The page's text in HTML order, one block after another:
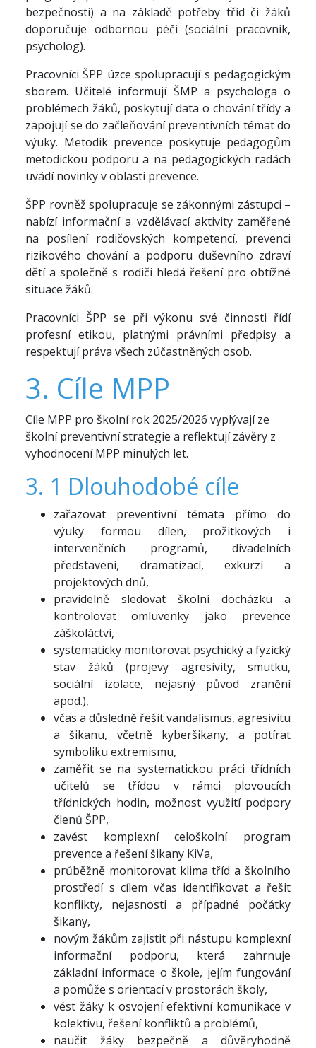
bezpečnosti) a na základě potřeby tříd či žáků
doporučuje odbornou péči (sociální pracovník,
psycholog).
Pracovníci ŠPP úzce spolupracují s pedagogickým
sborem. Učitelé informují ŠMP a psychologa o
problémech žáků, poskytují data o chování třídy a
zapojují se do začleňování preventivních témat do
výuky. Metodik prevence poskytuje pedagogům
metodickou podporu a na pedagogických radách
uvádí novinky v oblasti prevence.
ŠPP rovněž spolupracuje se zákonnými zástupci –
nabízí informační a vzdělávací aktivity zaměřené
na posílení rodičovských kompetencí, prevenci
rizikového chování a podporu duševního zdraví
dětí a společně s rodiči hledá řešení pro obtížné
situace žáků.
Pracovníci ŠPP se při výkonu své činnosti řídí
profesní etikou, platnými právními předpisy a
respektují práva všech zúčastněných osob.
3. Cíle MPP
Cíle MPP pro školní rok 2025/2026 vyplývají ze
školní preventivní strategie a reflektují závěry z
vyhodnocení MPP minulých let.
3. 1 Dlouhodobé cíle
zařazovat preventivní témata přímo do
výuky formou dílen, prožitkových i
intervenčních programů, divadelních
představení, dramatizací, exkurzí a
projektových dnů,
pravidelně sledovat školní docházku a
kontrolovat omluvenky jako prevence
záškoláctví,
systematicky monitorovat psychický a fyzický
stav žáků (projevy agresivity, smutku,
sociální izolace, nejasný původ zranění
apod.),
včas a důsledně řešit vandalismus, agresivitu
a šikanu, včetně kyberšikany, a potírat
symboliku extremismu,
zaměřit se na systematickou práci třídních
učitelů se třídou v rámci plovoucích
třídnických hodin, možnost využití podpory
členů ŠPP,
zavést komplexní celoškolní program
prevence a řešení šikany KiVa,
průběžně monitorovat klima tříd a školního
prostředí s cílem včas identifikovat a řešit
konflikty, nejasnosti a případné počátky
šikany,
novým žákům zajistit při nástupu komplexní
informační podporu, která zahrnuje
základní informace o škole, jejím fungování
a pomůže s orientací v prostorách školy,
vést žáky k osvojení efektivní komunikace v
kolektivu, řešení konfliktů a problémů,
naučit žáky bezpečně a důvěryhodně